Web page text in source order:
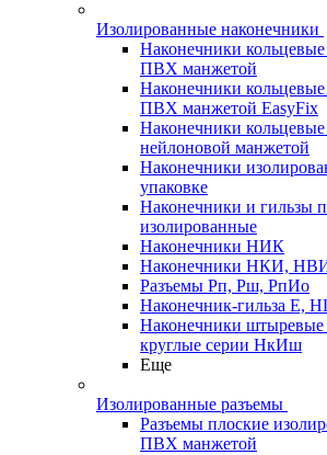
Изолированные наконечники
Наконечники
ПВХ манжетой
Наконечники
ПВХ манжетой EasyFix
Наконечники
нейлоновой манжетой
Наконечники
упаковке
Наконечники и гильзы
изолированные
Наконечники НИК
Наконечники НКИ,
Разъемы Рп, Рш, РпИо
Наконечник-гильза
Наконечники штыревые
круглые серии НкИш
Еще
Изолированные разъемы
Разъемы плоские
ПВХ манжетой